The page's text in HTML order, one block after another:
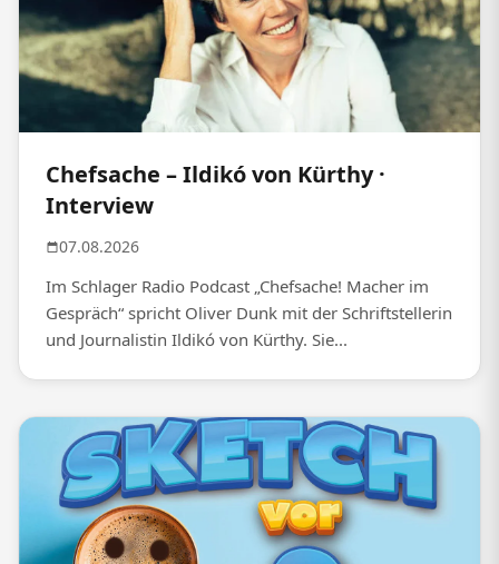
Chefsache – Ildikó von Kürthy ·
Interview
07.08.2026
Im Schlager Radio Podcast „Chefsache! Macher im
Gespräch“ spricht Oliver Dunk mit der Schriftstellerin
und Journalistin Ildikó von Kürthy. Sie...